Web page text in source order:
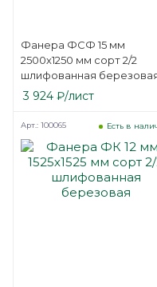
Фанера ФСФ 15 мм
2500х1250 мм сорт 2/2
шлифованная
3 924 ₽/лист
Есть в
Арт.: 100065